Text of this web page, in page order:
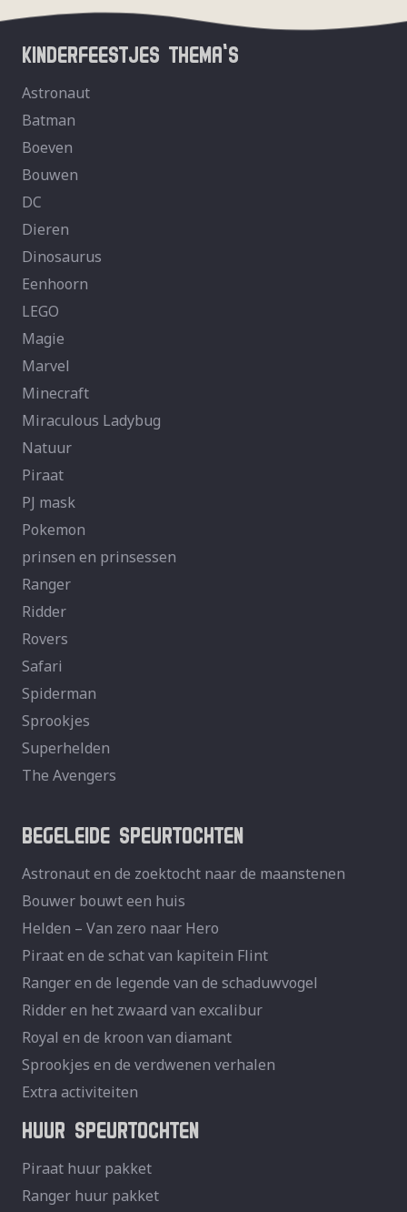
KINDERFEESTJES THEMA’S
Astronaut
Batman
Boeven
Bouwen
DC
Dieren
Dinosaurus
Eenhoorn
LEGO
Magie
Marvel
Minecraft
Miraculous Ladybug
Natuur
Piraat
PJ mask
Pokemon
prinsen en prinsessen
Ranger
Ridder
Rovers
Safari
Spiderman
Sprookjes
Superhelden
The Avengers
BEGELEIDE SPEURTOCHTEN
Astronaut en de zoektocht naar de maanstenen
Bouwer bouwt een huis
Helden – Van zero naar Hero
Piraat en de schat van kapitein Flint
Ranger en de legende van de schaduwvogel
Ridder en het zwaard van excalibur
Royal en de kroon van diamant
Sprookjes en de verdwenen verhalen
Extra activiteiten
HUUR SPEURTOCHTEN
Piraat huur pakket
Ranger huur pakket